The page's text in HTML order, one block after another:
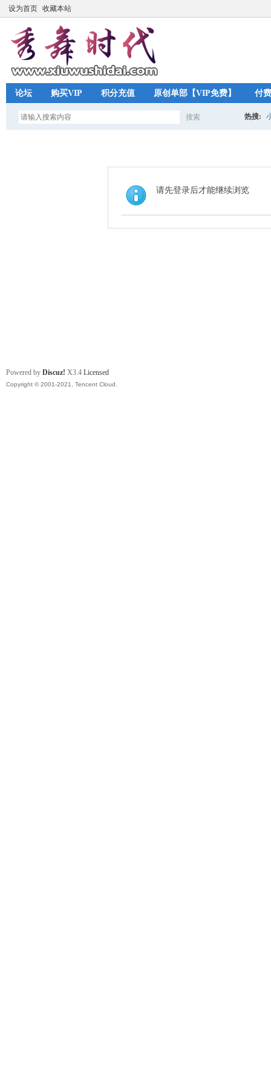
设为首页 收藏本站
论坛 购买VIP 积分充值 原创单部【VIP免费】 付
搜索
索
热搜:
请先登录后才能继续浏览
Powered by Discuz! X3.4 Licensed
Copyright © 2001-2021, Tencent Cloud.